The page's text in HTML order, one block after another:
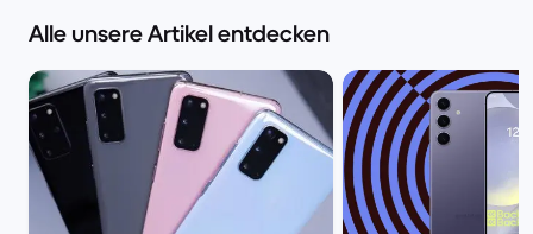
Alle unsere Artikel entdecken